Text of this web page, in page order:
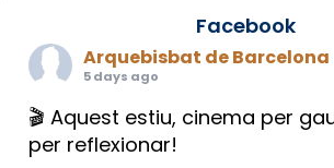
Facebook
Arquebisbat de Barcelona
5 days ago
🎬 Aquest estiu, cinema per
per reflexionar!